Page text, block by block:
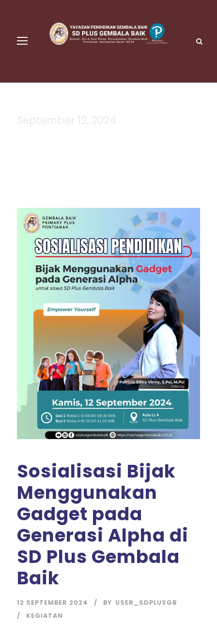
Sosialisasi Bijak
Menggunakan
Gadget pada
Generasi Alpha di
SD Plus Gembala
Baik
12 SEPTEMBER 2024 BY USER_SDPLUSGB
KEGIATAN